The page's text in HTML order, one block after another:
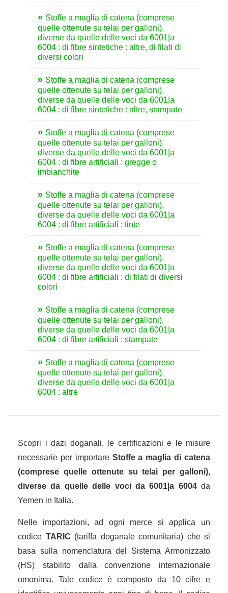
Stoffe a maglia di catena (comprese
quelle ottenute su telai per galloni),
diverse da quelle delle voci da 6001|a
6004 : di fibre sintetiche : altre, di filati di
diversi colori
Stoffe a maglia di catena (comprese
quelle ottenute su telai per galloni),
diverse da quelle delle voci da 6001|a
6004 : di fibre sintetiche : altre, stampate
Stoffe a maglia di catena (comprese
quelle ottenute su telai per galloni),
diverse da quelle delle voci da 6001|a
6004 : di fibre artificiali : gregge o
imbianchite
Stoffe a maglia di catena (comprese
quelle ottenute su telai per galloni),
diverse da quelle delle voci da 6001|a
6004 : di fibre artificiali : tinte
Stoffe a maglia di catena (comprese
quelle ottenute su telai per galloni),
diverse da quelle delle voci da 6001|a
6004 : di fibre artificiali : di filati di diversi
colori
Stoffe a maglia di catena (comprese
quelle ottenute su telai per galloni),
diverse da quelle delle voci da 6001|a
6004 : di fibre artificiali : stampate
Stoffe a maglia di catena (comprese
quelle ottenute su telai per galloni),
diverse da quelle delle voci da 6001|a
6004 : altre
Scopri i dazi doganali, le certificazioni e le misure
necessarie per importare Stoffe a maglia di catena
(comprese quelle ottenute su telai per galloni),
diverse da quelle delle voci da 6001|a 6004da
Yemen in Italia.
Nelle importazioni, ad ogni merce si applica un
codice TARIC (tariffa doganale comunitaria) che si
basa sulla nomenclatura del Sistema Armonizzato
(HS) stabilito dalla convenzione internazionale
omonima. Tale codice è composto da 10 cifre e